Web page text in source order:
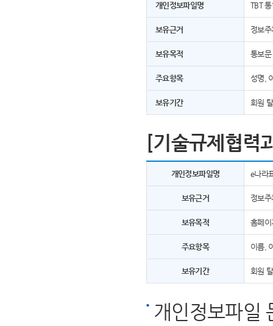
개인정보파일명 TBT
보유근거 정보
보유목적 통보문
주요항목 성명,
보유기간 회원
[기술규제협력
개인정보파일명 e나라
보유근거 정보
보유목적 홈페
주요항목 이름,
보유기간 회원
개인정보파일